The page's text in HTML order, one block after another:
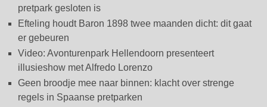
pretpark gesloten is
Efteling houdt Baron 1898 twee maanden dicht: dit gaat
er gebeuren
Video: Avonturenpark Hellendoorn presenteert
illusieshow met Alfredo Lorenzo
Geen broodje mee naar binnen: klacht over strenge
regels in Spaanse pretparken